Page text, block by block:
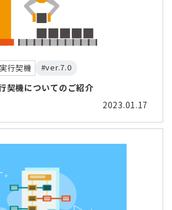
実行契機 #ver.7.0
契機についてのご紹介
2023.01.17